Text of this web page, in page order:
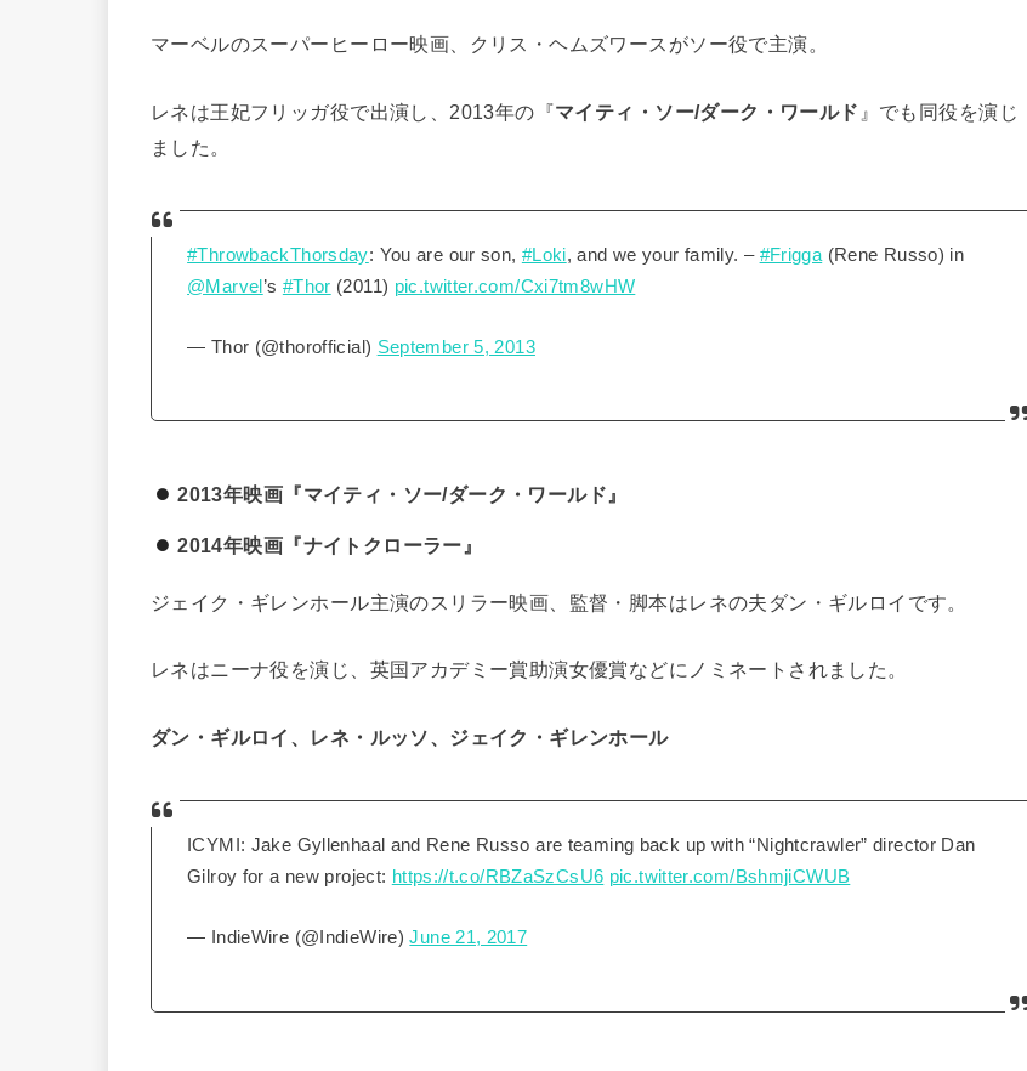
マーベルのスーパーヒーロー映画、クリス・ヘムズワースがソー役で主演。
レネは王妃フリッガ役で出演し、2013年の『マイティ・ソー/ダーク・ワールド 』でも同役を演じ
ました。
#ThrowbackThorsday: You are our son, #Loki, and we your family. – #Frigga(Rene Russo) in
@Marvel ’s #Thor (2011) pic.twitter.com/Cxi7tm8wHW
— Thor (@thorofficial) September 5, 2013
2013年映画『マイティ・ソー/ダーク・ワールド』
2014年映画『ナイトクローラー』
ジェイク・ギレンホール主演のスリラー映画、監督・脚本はレネの夫ダン・ギルロイです。
レネはニーナ役を演じ、英国アカデミー賞助演女優賞などにノミネートされました。
ダン・ギルロイ、レネ・ルッソ、ジェイク・ギレンホール
ICYMI: Jake Gyllenhaal and Rene Russo are teaming back up with “Nightcrawler” director Dan
Gilroy for a new project: https://t.co/RBZaSzCsU6 pic.twitter.com/BshmjiCWUB
— IndieWire (@IndieWire)June 21, 2017